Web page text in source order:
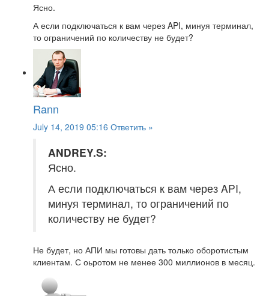
Ясно.
А если подключаться к вам через API, минуя терминал,
то ограничений по количеству не будет?
Rann
July 14, 2019 05:16 Ответить »
ANDREY.S:
Ясно.
А если подключаться к вам через API,
минуя терминал, то ограничений по
количеству не будет?
Не будет, но АПИ мы готовы дать только оборотистым
клиентам. С оьротом не менее 300 миллионов в месяц.